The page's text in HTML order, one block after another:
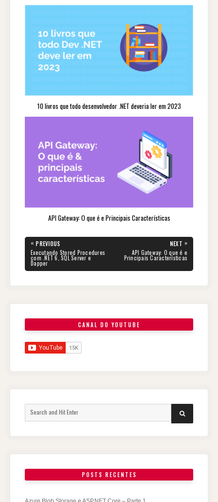
10 livros que todo desenvolvedor .NET deveria ler em 2023
API Gateway: O que é e Principais Características
« PREVIOUS
Executando Stored Procedures
com .NET 6, SQL Server e
Dapper
NEXT »
API Gateway: O que é e
Principais Características
CANAL DO YOUTUBE
POSTS RECENTES